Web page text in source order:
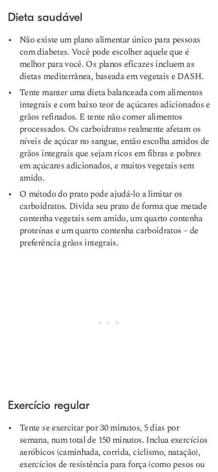
Dieta saudável
Não existe um plano alimentar único para pessoas
com diabetes. Você pode escolher aquele que é
melhor para você. Os planos eficazes incluem as
dietas mediterrânea, baseada em vegetais e DASH.
Tente manter uma dieta balanceada com alimentos
integrais e com baixo teor de açúcares adicionados e
grãos refinados. E tente não comer alimentos
processados. Os carboidratos realmente afetam os
níveis de açúcar no sangue, então escolha amidos de
grãos integrais que sejam ricos em fibras e pobres
em açúcares adicionados, e muitos vegetais sem
amido.
O método do prato pode ajudá-lo a limitar os
carboidratos. Divida seu prato de forma que metade
contenha vegetais sem amido, um quarto contenha
proteínas e um quarto contenha carboidratos – de
preferência grãos integrais.
Exercício regular
Tente se exercitar por 30 minutos, 5 dias por
semana, num total de 150 minutos. Inclua exercícios
aeróbicos (caminhada, corrida, ciclismo, natação),
exercícios de resistência para força (como pesos ou